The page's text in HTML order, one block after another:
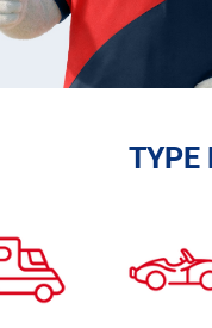
TYPE